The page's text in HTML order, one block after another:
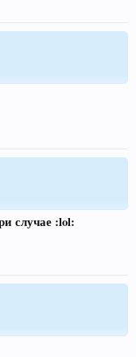
случае :lol: